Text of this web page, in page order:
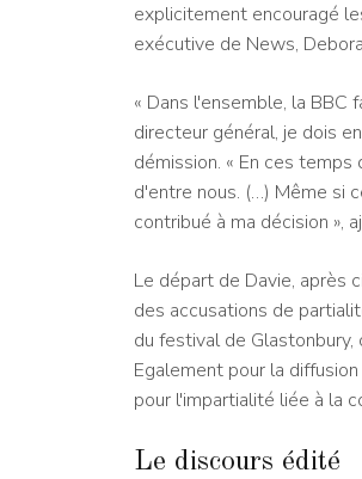
explicitement encouragé
exécutive de News,
« Dans l'ensemble, la
directeur général, je dois
démission. « En ces
d'entre nous. (…) Même si
contribué à ma décision »,
Le départ de Davie, après
des accusations de
du festival de
Egalement pour la
pour l'impartialité liée à la
Le discours édité